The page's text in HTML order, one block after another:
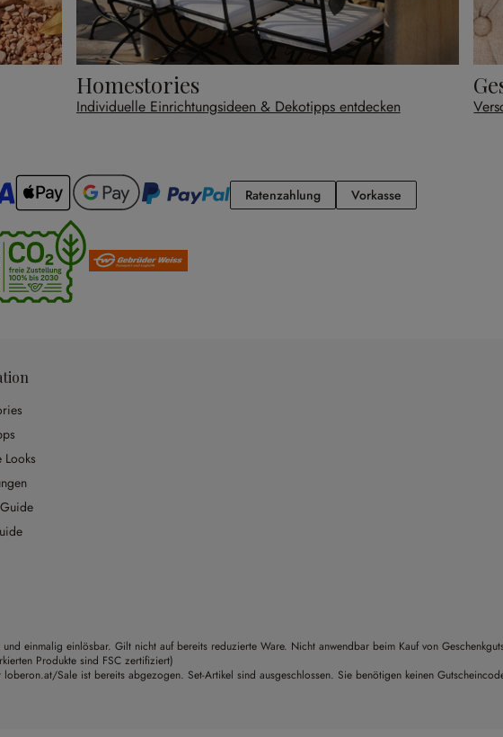
Homestories
Individuelle Einrichtungsideen & Dekotipps entdecken
RatenzahlungRatenzahlung
VorkasseVorkasse
Looks
einmalig einlösbar. Gilt nicht auf bereits reduzierte Ware. Nicht anwendbar beim Kauf von
Produkte sind FSC zertifiziert)
Sale ist bereits abgezogen. Set-Artikel sind ausgeschlossen. Sie benötigen keinen